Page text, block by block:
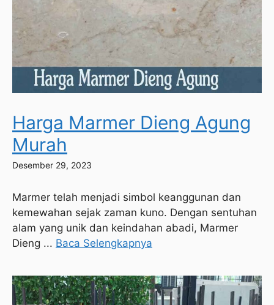
Harga Marmer Dieng Agung
Murah
Desember 29, 2023
Marmer telah menjadi simbol keanggunan dan
kemewahan sejak zaman kuno. Dengan sentuhan
alam yang unik dan keindahan abadi, Marmer
Dieng ... Baca Selengkapnya